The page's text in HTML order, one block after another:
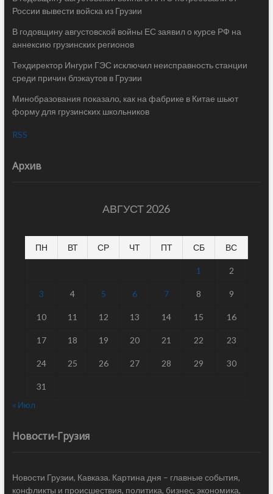
России вывести войска из Грузии
В годовщину августовской войны ЕС заявил о курсе РФ на
аннексию грузинских регионов
Техдиректор Ингури ГЭС исключил неисправность станции
среди причин блэкаутов в Грузии
Минобразования показало, как на фабрике в Китае шьют
форму для грузинских школьников
RSS
Архив
АВГУСТ 2026
ПН ВТ СР ЧТ ПТ СБ ВС
1 2
3 4 5 6 7 8 9
10 11 12 13 14 15 16
17 18 19 20 21 22 23
24 25 26 27 28 29 30
31
« Июл
Новости-Грузия
Новости Грузии, Кавказа. Картина дня – главные события,
конфликты и происшествия, политика, бизнес, экономика,